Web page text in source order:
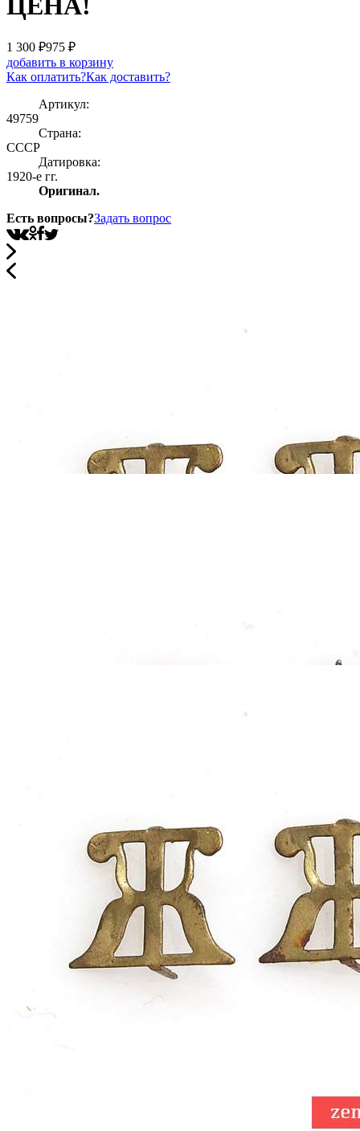
1 300 ₽975 ₽
добавить в корзину
Как оплатить?Как доставить?
Артикул:
49759
Страна:
СССР
Датировка:
1920-е гг.
Оригинал.
Есть вопросы?Задать вопрос